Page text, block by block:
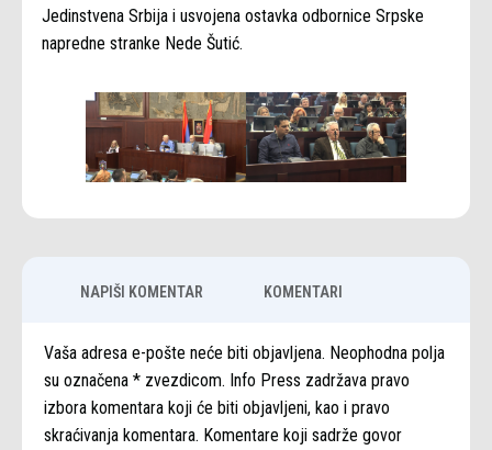
Jedinstvena Srbija i usvojena ostavka odbornice Srpske
napredne stranke Nede Šutić.
NAPIŠI KOMENTAR KOMENTARI
Vaša adresa e-pošte neće biti objavljena. Neophodna polja
su označena * zvezdicom. Info Press zadržava pravo
izbora komentara koji će biti objavljeni, kao i pravo
skraćivanja komentara. Komentare koji sadrže govor